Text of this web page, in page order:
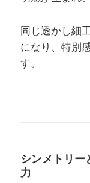
同じ透かし細
になり、特別
す。
シンメトリー
力